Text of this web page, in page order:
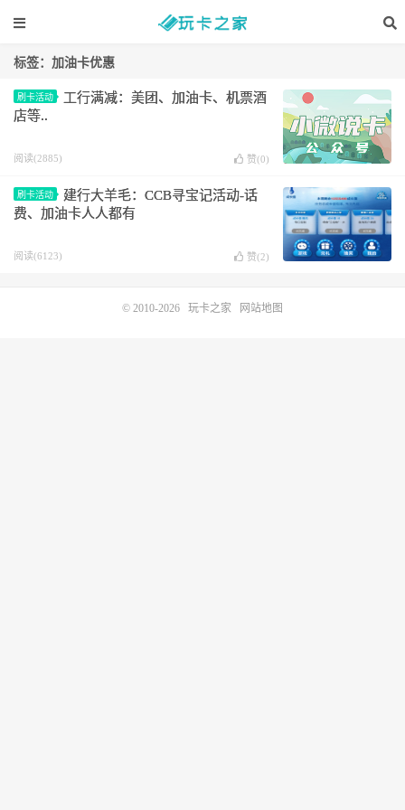
标签：加油卡优惠
刷卡活动
工行满减：美团、加油卡、机票酒
店等..
阅读(2885) 赞(0)
刷卡活动
建行大羊毛：CCB寻宝记活动-话
费、加油卡人人都有
阅读(6123) 赞(2)
© 2010-2026 玩卡之家 网站地图